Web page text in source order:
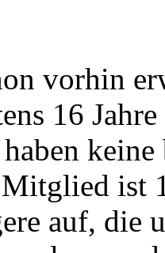
vorhin
16
ist
auf, die